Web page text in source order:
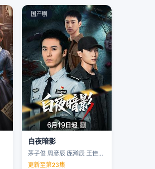
国产剧
白夜暗影
茅子俊 周彦辰 庞瀚辰 王佳宇 …
更新至第23集